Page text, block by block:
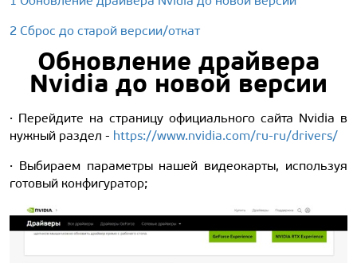
2 Сброс до старой версии/откат
Обновление драйвера
Nvidia до новой версии
· Перейдите на страницу официального сайта Nvidia в
нужный раздел - https://www.nvidia.com/ru-ru/drivers/
· Выбираем параметры нашей видеокарты, используя
готовый конфигуратор;